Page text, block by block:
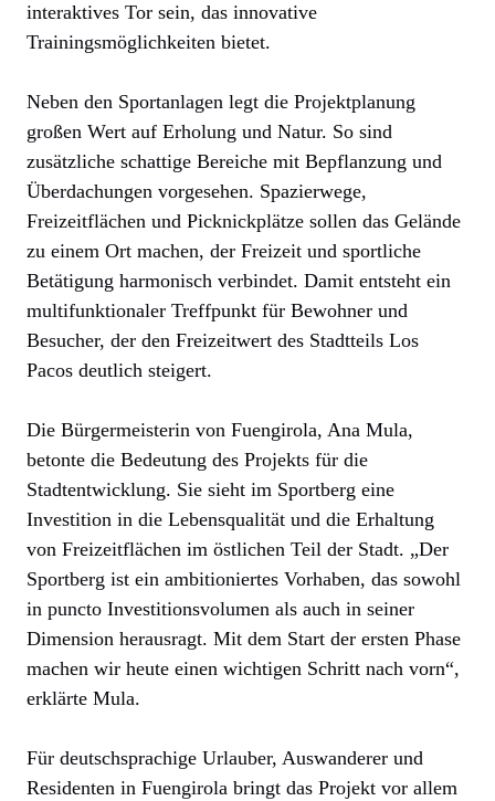
interaktives Tor sein, das innovative
Trainingsmöglichkeiten bietet.
Neben den Sportanlagen legt die Projektplanung
großen Wert auf Erholung und Natur. So sind
zusätzliche schattige Bereiche mit Bepflanzung und
Überdachungen vorgesehen. Spazierwege,
Freizeitflächen und Picknickplätze sollen das Gelände
zu einem Ort machen, der Freizeit und sportliche
Betätigung harmonisch verbindet. Damit entsteht ein
multifunktionaler Treffpunkt für Bewohner und
Besucher, der den Freizeitwert des Stadtteils Los
Pacos deutlich steigert.
Die Bürgermeisterin von Fuengirola, Ana Mula,
betonte die Bedeutung des Projekts für die
Stadtentwicklung. Sie sieht im Sportberg eine
Investition in die Lebensqualität und die Erhaltung
von Freizeitflächen im östlichen Teil der Stadt. „Der
Sportberg ist ein ambitioniertes Vorhaben, das sowohl
in puncto Investitionsvolumen als auch in seiner
Dimension herausragt. Mit dem Start der ersten Phase
machen wir heute einen wichtigen Schritt nach vorn“,
erklärte Mula.
Für deutschsprachige Urlauber, Auswanderer und
Residenten in Fuengirola bringt das Projekt vor allem